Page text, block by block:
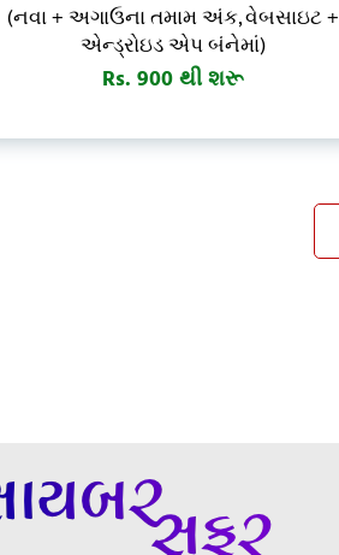
(નવા + અગાઉના તમામ અંક, વેબસાઇટ +
એન્ડ્રોઇડ એપ બંનેમાં)
Rs. 900 થી શરૂ